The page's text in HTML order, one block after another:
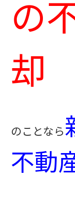
の
却
のことなら
不動